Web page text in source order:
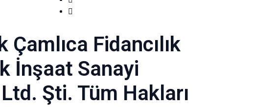
Çamlıca Fidancılık
İnşaat Sanayi
Şti. Tüm Hakları